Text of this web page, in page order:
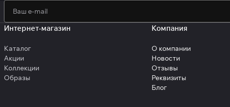
Интернет-магазин
Каталог
Акции
Коллекции
Образы
Компания
О компании
Новости
Отзывы
Реквизиты
Блог